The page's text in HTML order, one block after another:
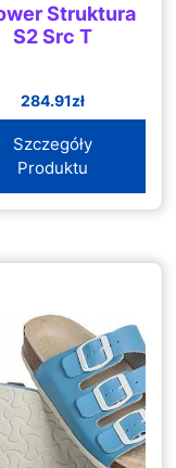
Struktura
S2 Src T
284.91zł
Szczegóły
Produktu